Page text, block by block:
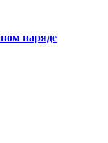
наряде